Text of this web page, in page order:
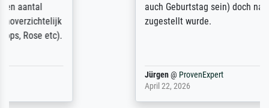
auch Geburtstag sein) doch nach zu Hause
zugestellt wurde.